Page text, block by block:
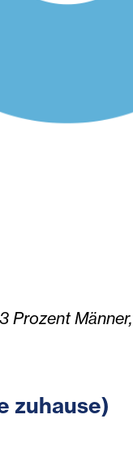
zuhause)